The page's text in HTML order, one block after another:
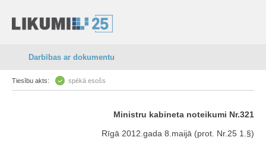
Darbības ar dokumentu
Tiesību akts: spēkā esošs
Ministru kabineta noteikumi Nr.321
Rīgā 2012.gada 8.maijā (prot. Nr.25 1.§)